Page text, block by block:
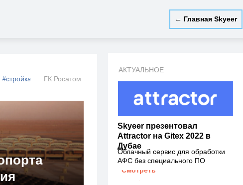
Смотреть
→
Skyeer презентовал
Attractor на Gitex 2022 в
Дубае
Облачный сервис для обработки
АФС без специального ПО
АКТУАЛЬНОЕ
#стройка ГК Росатом
← Главная Skyeer